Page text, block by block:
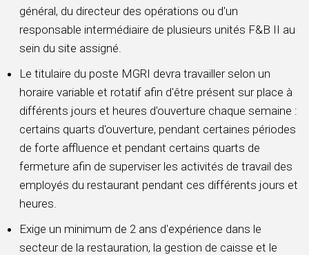
général, du directeur des opérations ou d'un
responsable intermédiaire de plusieurs unités F&B II au
sein du site assigné.
Le titulaire du poste MGRI devra travailler selon un
horaire variable et rotatif afin d'être présent sur place à
différents jours et heures d'ouverture chaque semaine :
certains quarts d'ouverture, pendant certaines périodes
de forte affluence et pendant certains quarts de
fermeture afin de superviser les activités de travail des
employés du restaurant pendant ces différents jours et
heures.
Exige un minimum de 2 ans d'expérience dans le
secteur de la restauration, la gestion de caisse et le